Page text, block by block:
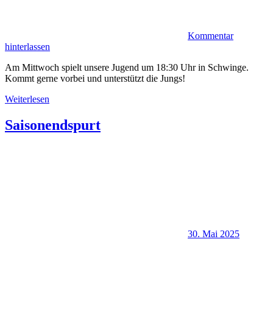
Kommentar
hinterlassen
Am Mittwoch spielt unsere Jugend um 18:30 Uhr in Schwinge.
Kommt gerne vorbei und unterstützt die Jungs!
Weiterlesen
Saisonendspurt
30. Mai 2025